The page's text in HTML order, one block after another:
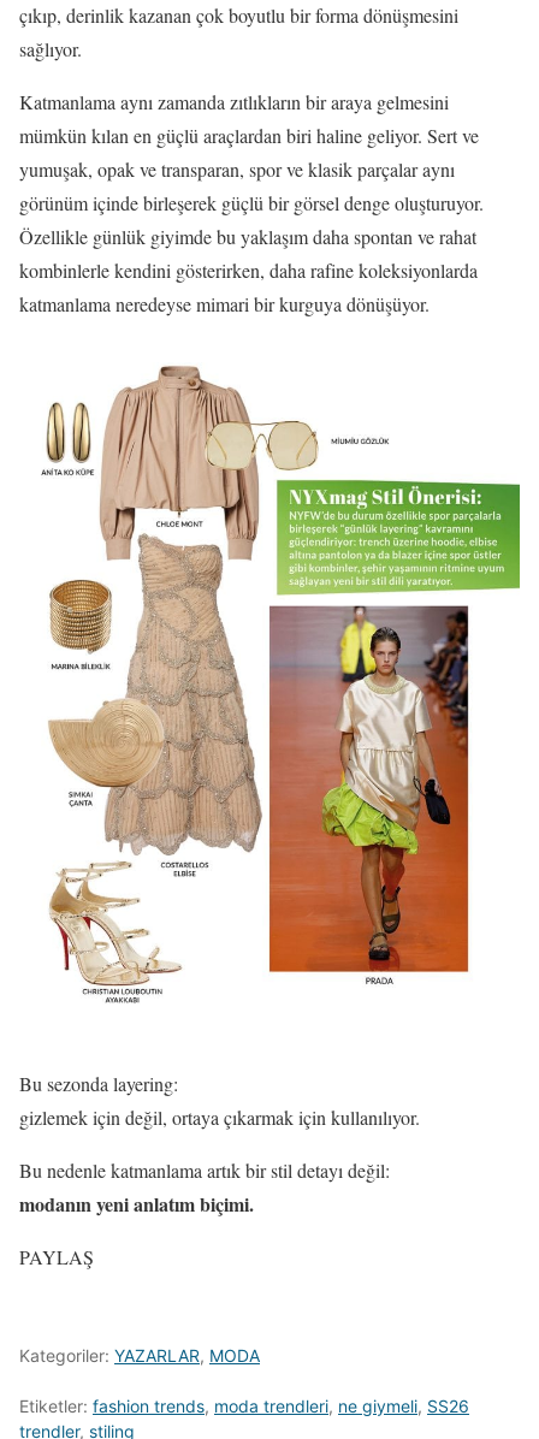
çıkıp, derinlik kazanan çok boyutlu bir forma dönüşmesini
sağlıyor.
Katmanlama aynı zamanda zıtlıkların bir araya gelmesini
mümkün kılan en güçlü araçlardan biri haline geliyor. Sert ve
yumuşak, opak ve transparan, spor ve klasik parçalar aynı
görünüm içinde birleşerek güçlü bir görsel denge oluşturuyor.
Özellikle günlük giyimde bu yaklaşım daha spontan ve rahat
kombinlerle kendini gösterirken, daha rafine koleksiyonlarda
katmanlama neredeyse mimari bir kurguya dönüşüyor.
Bu sezonda layering:
gizlemek için değil, ortaya çıkarmak için kullanılıyor.
Bu nedenle katmanlama artık bir stil detayı değil:
modanın yeni anlatım biçimi.
PAYLAŞ
Kategoriler: YAZARLAR, MODA
Etiketler: fashion trends, moda trendleri, ne giymeli, SS26
trendler, stiling